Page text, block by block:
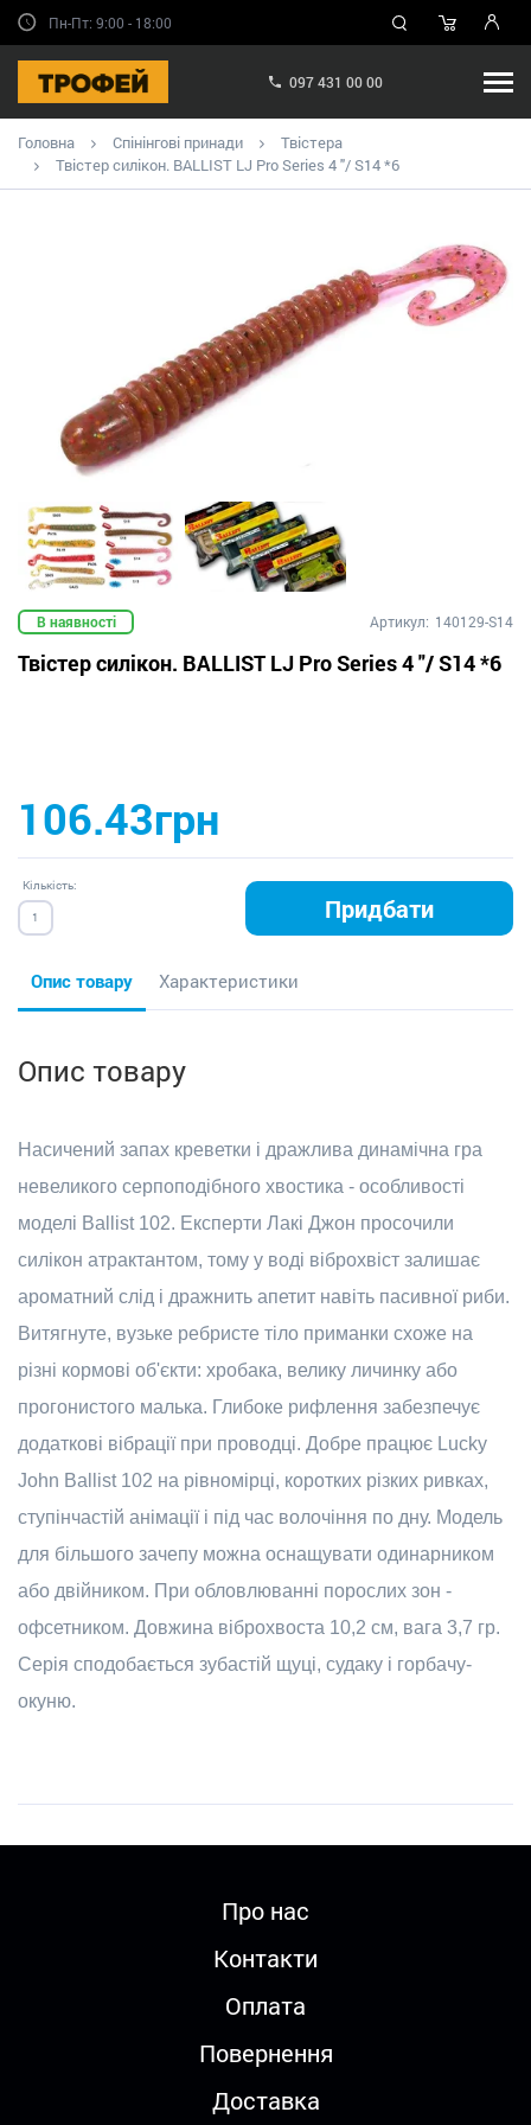
Пн-Пт: 9:00 - 18:00
097 431 00 00
Головна Спінінгові принади
Твістера
Твістер силікон. BALLIST LJ Pro Series 4 "/ S14 *6
В наявності Артикул: 140129-S14
Твістер силікон. BALLIST LJ Pro Series 4 "/ S14 *6
106.43грн
Кількість:
Придбати
Опис товару Характеристики
Опис товару
Насичений запах креветки і дражлива динамічна гра
невеликого серпоподібного хвостика - особливості
моделі Ballist 102. Експерти Лакі Джон просочили
силікон атрактантом, тому у воді віброхвіст залишає
ароматний слід і дражнить апетит навіть пасивної риби.
Витягнуте, вузьке ребристе тіло приманки схоже на
різні кормові об'єкти: хробака, велику личинку або
прогонистого малька. Глибоке рифлення забезпечує
додаткові вібрації при проводці. Добре працює Lucky
John Ballist 102 на рівномірці, коротких різких ривках,
ступінчастій анімації і під час волочіння по дну. Модель
для більшого зачепу можна оснащувати одинарником
або двійником. При обловлюванні порослих зон -
офсетником. Довжина віброхвоста 10,2 см, вага 3,7 гр.
Серія сподобається зубастій щуці, судаку і горбачу-
окуню.
Про нас
Контакти
Оплата
Повернення
Доставка